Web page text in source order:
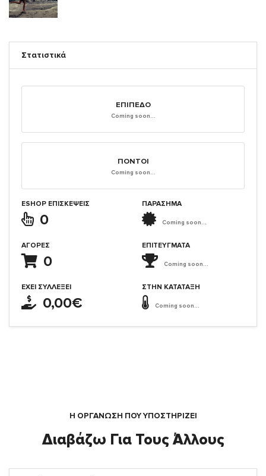
Στατιστικά
ΕΠΊΠΕΔΟ
Coming soon...
ΠΌΝΤΟΙ
Coming soon...
ESHOP ΕΠΙΣΚΈΨΕΙΣ
0
ΑΓΟΡΈΣ
0
ΈΧΕΙ ΣΥΛΛΈΞΕΙ
0,00€
ΠΑΡΑΣΗΜΑ
Coming soon...
ΕΠΙΤΕΎΓΜΑΤΑ
Coming soon...
ΣΤΗΝ ΚΑΤΆΤΑΞΗ
Coming soon...
Η ΟΡΓΆΝΩΣΗ ΠΟΥ ΥΠΟΣΤΗΡΙΖΕΙ
Διαβάζω Για Τους Άλλους